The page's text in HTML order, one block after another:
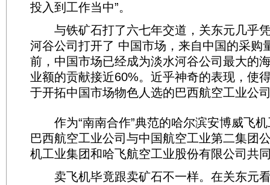
投入到工作当中”。
与铁矿石打了六七年交道，关东元几乎
河谷公司打开了 中国市场，来自中国的采购
前，中国市场已经成为淡水河谷公司最大的
业额的贡献接近60%。近乎神奇的表现，使
于开拓中国市场物色人选的巴西航空工业公
作为“南南合作”典范的哈尔滨安博威飞机
巴西航空工业公司与中国航空工业第二集团
机工业集团和哈飞航空工业股份有限公司共
卖飞机毕竟跟卖矿石不一样。在关东元